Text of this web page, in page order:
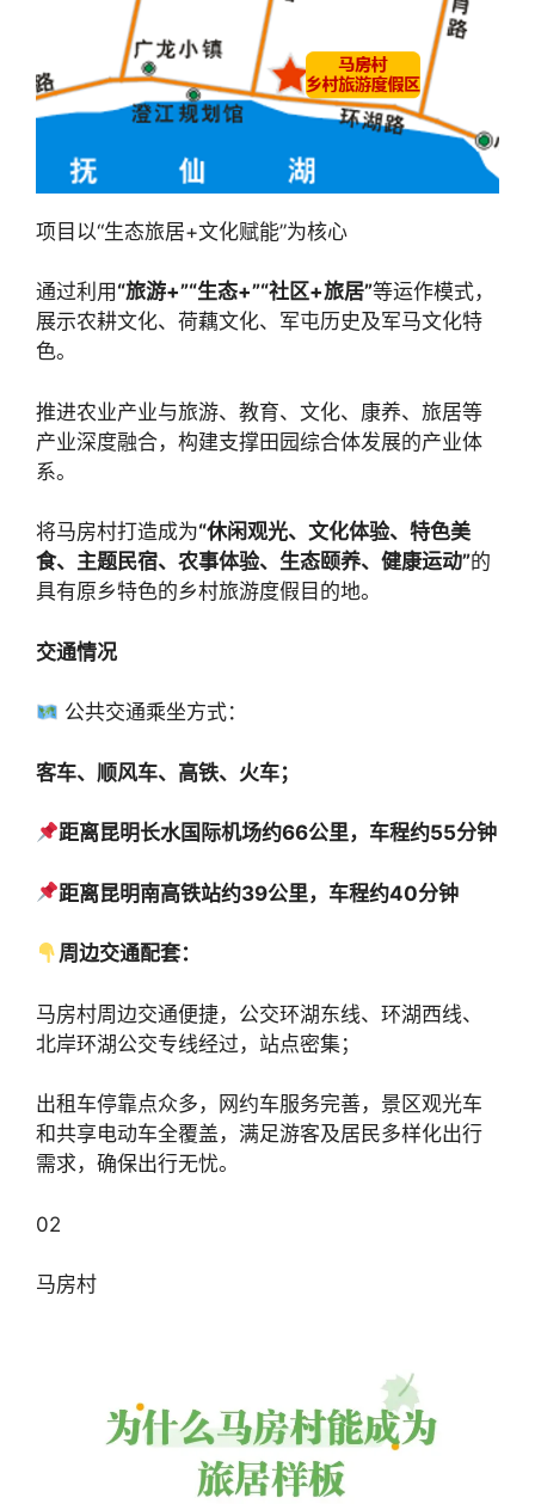
项目以“生态旅居+文化赋能”为核心
通过利用 “旅游+”“生态+”“社区+旅居”等运作模式，
展示农耕文化、荷藕文化、军屯历史及军马文化特
色。
推进农业产业与旅游、教育、文化、康养、旅居等
产业深度融合，构建支撑田园综合体发展的产业体
系。
将马房村打造成为“休闲观光、文化体验、特色美
食、主题民宿、农事体验、生态颐养、健康运动”的
具有原乡特色的乡村旅游度假目的地。
交通情况
公共交通乘坐方式：
客车、顺风车、高铁、火车；
距离昆明长水国际机场约66公里，车程约55分钟
距离昆明南高铁站约39公里，车程约40分钟
周边交通配套：
马房村周边交通便捷，公交环湖东线、环湖西线、
北岸环湖公交专线经过，站点密集；
出租车停靠点众多，网约车服务完善，景区观光车
和共享电动车全覆盖，满足游客及居民多样化出行
需求，确保出行无忧。
02
马房村